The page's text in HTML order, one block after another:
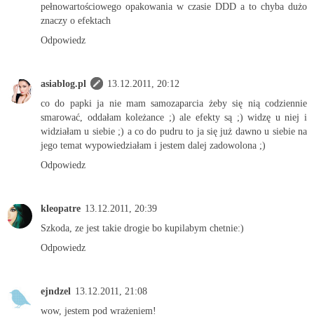
pełnowartościowego opakowania w czasie DDD a to chyba dużo
znaczy o efektach
Odpowiedz
asiablog.pl
13.12.2011, 20:12
co do papki ja nie mam samozaparcia żeby się nią codziennie
smarować, oddałam koleżance ;) ale efekty są ;) widzę u niej i
widziałam u siebie ;) a co do pudru to ja się już dawno u siebie na
jego temat wypowiedziałam i jestem dalej zadowolona ;)
Odpowiedz
kleopatre 13.12.2011, 20:39
Szkoda, ze jest takie drogie bo kupilabym chetnie:)
Odpowiedz
ejndzel 13.12.2011, 21:08
wow, jestem pod wrażeniem!